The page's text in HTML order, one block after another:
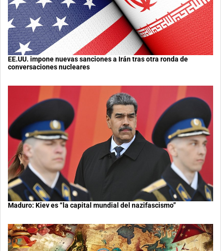
EE.UU. impone nuevas sanciones a Irán tras otra ronda de
conversaciones nucleares
Maduro: Kiev es “la capital mundial del nazifascismo”